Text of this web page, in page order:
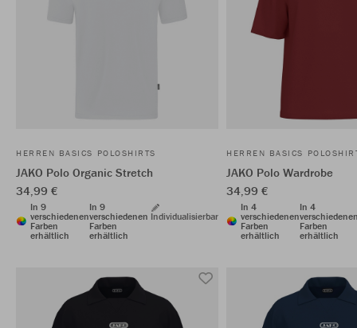
HERREN BASICS POLOSHIRTS
JAKO Polo Organic Stretch
34,99 €
In 9
verschiedenen
Farben
erhältlich
In 9
verschiedenen
Farben
erhältlich
Individualisierbar
HERREN BASICS
JAKO Polo Wardrobe
34,99 €
In 4
verschiedenen
Farben
erhältlich
In 4
Farben
erhältlich